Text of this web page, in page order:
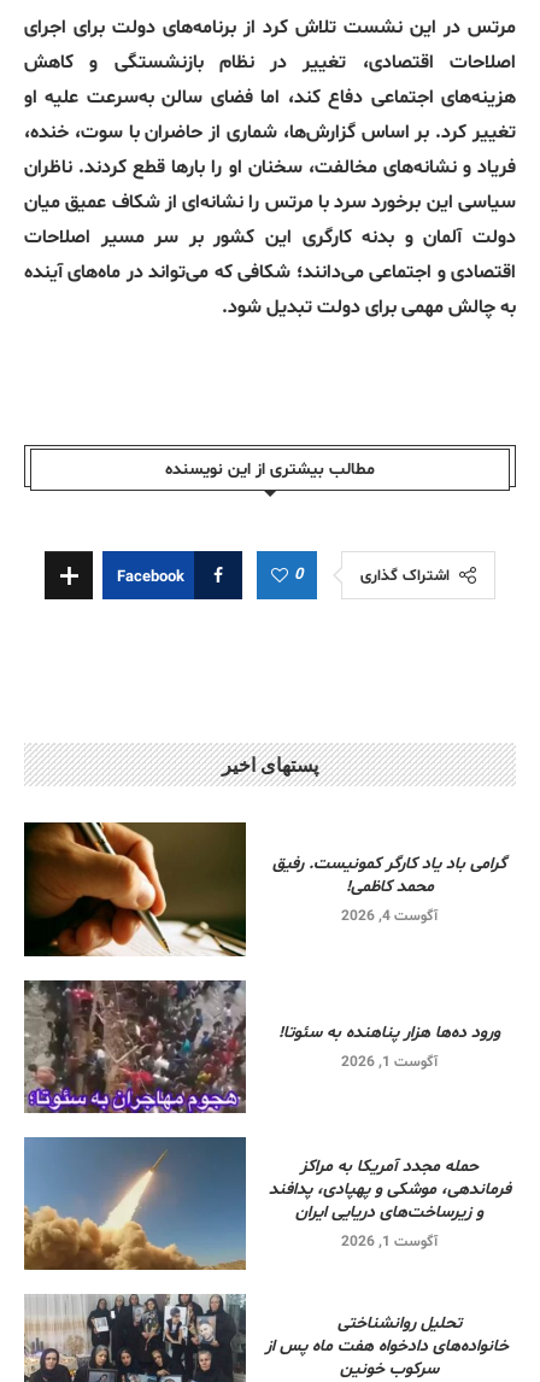
مرتس در این نشست تلاش کرد از برنامه‌های دولت برای اجرای
اصلاحات اقتصادی، تغییر در نظام بازنشستگی و کاهش
هزینه‌های اجتماعی دفاع کند، اما فضای سالن به‌سرعت علیه او
تغییر کرد. بر اساس گزارش‌ها، شماری از حاضران با سوت، خنده،
فریاد و نشانه‌های مخالفت، سخنان او را بارها قطع کردند. ناظران
سیاسی این برخورد سرد با مرتس را نشانه‌ای از شکاف عمیق میان
دولت آلمان و بدنه کارگری این کشور بر سر مسیر اصلاحات
اقتصادی و اجتماعی می‌دانند؛ شکافی که می‌تواند در ماه‌های آینده
به چالش مهمی برای دولت تبدیل شود.
مطالب بیشتری از این نویسندە
اشتراک گذاری 0
Facebook
پستهای اخیر
گرامی باد یاد کارگر کمونیست. رفیق
محمد کاظمی!
آگوست 4, 2026
ورود ده‌ها هزار پناهنده به سئوتا!
آگوست 1, 2026
حمله مجدد آمریکا به مراکز
فرماندهی، موشکی و پهپادی، پدافند
و زیرساخت‌های دریایی ایران
آگوست 1, 2026
تحلیل روانشناختی
خانواده‌های دادخواه هفت ماه پس از
سرکوب خونین